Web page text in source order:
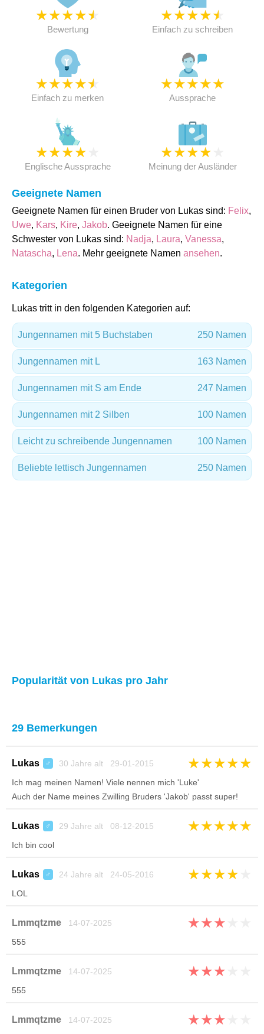
★★★★★
Bewertung
★★★★★
Einfach zu schreiben
★★★★★
Einfach zu merken
★★★★★
Aussprache
★★★★
Englische Aussprache
★★★★
Meinung der Ausländer
Geeignete Namen
Geeignete Namen für einen Bruder von Lukas sind: Felix,
Uwe, Kars, Kire, Jakob. Geeignete Namen für eine
Schwester von Lukas sind: Nadja, Laura, Vanessa,
Natascha, Lena. Mehr geeignete Namen ansehen.
Kategorien
Lukas tritt in den folgenden Kategorien auf:
Jungennamen mit 5 Buchstaben 250 Namen
Jungennamen mit L 163 Namen
Jungennamen mit S am Ende 247 Namen
Jungennamen mit 2 Silben 100 Namen
Leicht zu schreibende Jungennamen 100 Namen
Beliebte lettisch Jungennamen 250 Namen
Popularität von Lukas pro Jahr
29 Bemerkungen
Lukas ♂ 30 Jahre alt 29-01-2015 ★★★★★
Ich mag meinen Namen! Viele nennen mich 'Luke'
Auch der Name meines Zwilling Bruders 'Jakob' passt super!
Lukas ♂ 29 Jahre alt 08-12-2015 ★★★★★
Ich bin cool
Lukas ♂ 24 Jahre alt 24-05-2016 ★★★★
LOL
Lmmqtzme 14-07-2025 ★★★
555
Lmmqtzme 14-07-2025 ★★★
555
Lmmqtzme 14-07-2025 ★★★